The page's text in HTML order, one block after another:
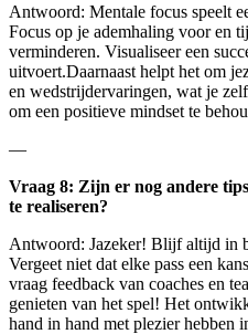
Antwoord:⁤ Mentale focus speelt
Focus op je ademhaling ‌voor en
verminderen. Visualiseer een
uitvoert.Daarnaast helpt⁢ het om
en wedstrijdervaringen, wat je⁤
om‍ een⁢ positieve mindset te
—
Vraag 8: Zijn er nog andere‌
‍te realiseren?
Antwoord: Jazeker! Blijf altijd in
Vergeet niet ​dat elke pass een
vraag feedback van ​coaches ⁤en
genieten van het ‌spel! Het
hand ⁢in hand met plezier hebben